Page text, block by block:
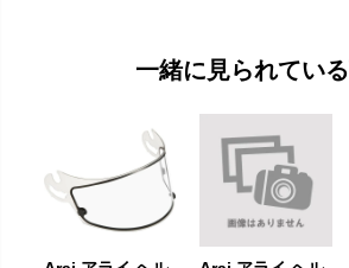
一緒に見られてい